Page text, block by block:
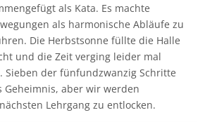
als Kata. Es machte
als harmonische Abläufe zu
Die Herbstsonne füllte die Halle
und die Zeit verging leider mal
Sieben der fünfundzwanzig Schritte
Geheimnis, aber wir werden
Lehrgang zu entlocken.